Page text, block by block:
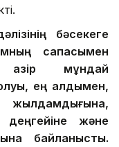
бәсекеге
сапасымен
Қазір мұндай
ең алдымен,
және
байланысты.